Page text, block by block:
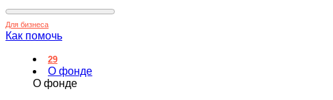
Для бизнеса
Как помочь
29
О фонде
О фонде